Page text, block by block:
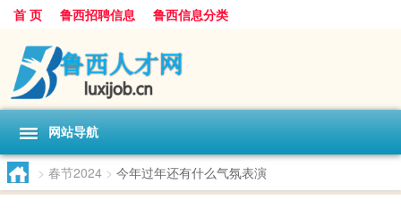
首 页 鲁西招聘信息 鲁西信息分类
网站导航
> 春节2024 > 今年过年还有什么气氛表演